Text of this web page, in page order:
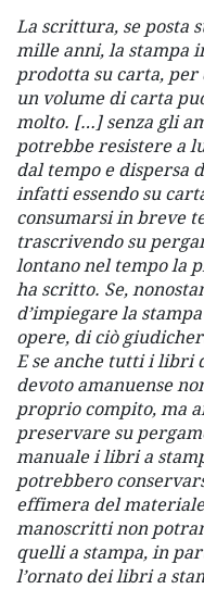
La scrittura, se posta
mille anni, la stampa
prodotta su carta,
un volume di carta
molto. […] senza gli
potrebbe resistere a
dal tempo e dispersa
infatti essendo su
consumarsi in breve
trascrivendo su
lontano nel tempo la
ha scritto. Se,
d’impiegare la
opere, di ciò
E se anche tutti i libri
devoto amanuense
proprio compito, ma
preservare su
manuale i libri a
potrebbero
effimera del
manoscritti non
quelli a stampa, in
l’ornato dei libri a